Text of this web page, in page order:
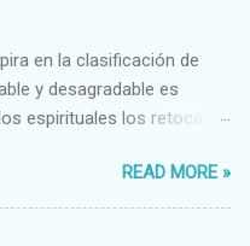
en la clasificación de
y desagradable es
espirituales los retoca.
Sano-Enfermo Selecto-
3 ESPIRITUALES a)
Aproximado
READ MORE »